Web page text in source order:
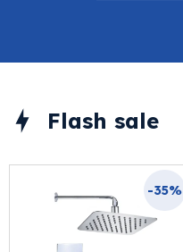
Flash sale
-35%